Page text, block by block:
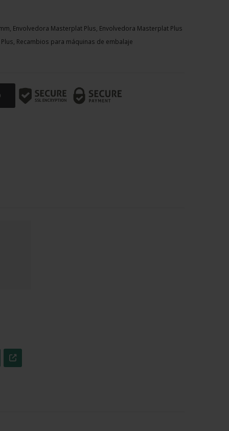
Envolvedora Masterplat Plus, Envolvedora Masterplat Plus
Recambios para máquinas de embalaje